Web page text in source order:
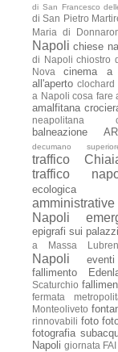
di San Francesco
di San Pietro
Maria di
Napoli chiese
di Napoli chiostro
Nova
cinema a
all'aperto clochard
a Napoli cosa fare
amalfitana
neapolitana
balneazione
decumano
traffico
traffico
ecologica
Napoli
epigrafi sui
a Massa
Napoli
fallimento
Scaturchio
fermata
Monteoliveto
rinnovabili foto
fotografia
Napoli giornata